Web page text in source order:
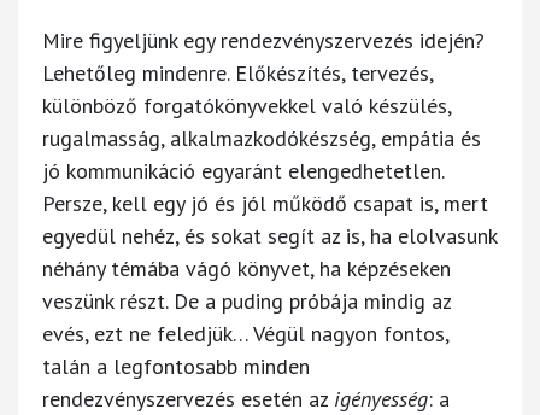
Mire figyeljünk egy rendezvényszervezés idején?
Lehetőleg mindenre. Előkészítés, tervezés,
különböző forgatókönyvekkel való készülés,
rugalmasság, alkalmazkodókészség, empátia és
jó kommunikáció egyaránt elengedhetetlen.
Persze, kell egy jó és jól működő csapat is, mert
egyedül nehéz, és sokat segít az is, ha elolvasunk
néhány témába vágó könyvet, ha képzéseken
veszünk részt. De a puding próbája mindig az
evés, ezt ne feledjük… Végül nagyon fontos,
talán a legfontosabb minden
rendezvényszervezés esetén az igényesség: a